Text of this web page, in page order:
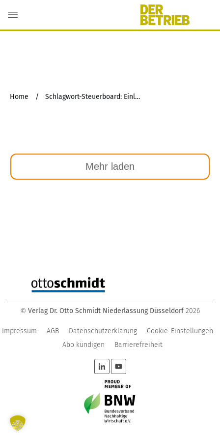
Home / Schlagwort-Steuerboard: Einlagenrückgewähr
Mehr laden
© Verlag Dr. Otto Schmidt Niederlassung Düsseldorf 2026
Impressum AGB Datenschutzerklärung
Cookie-Einstellungen
Abo kündigen
Barrierefreiheit